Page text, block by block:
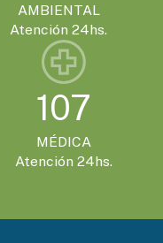
AMBIENTAL
Atención 24hs.
107
MÉDICA
Atención 24hs.